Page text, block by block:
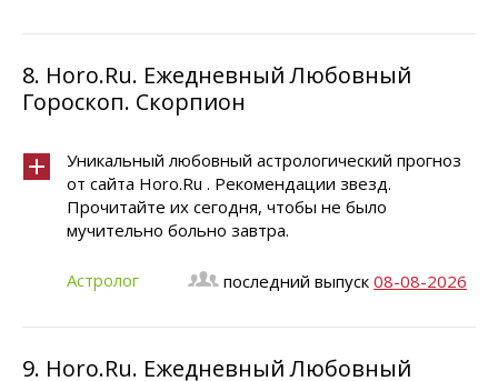
8. Horo.Ru. Ежедневный Любовный
Гороскоп. Скорпион
Уникальный любовный астрологический прогноз
от сайта Horo.Ru . Рекомендации звезд.
Прочитайте их сегодня, чтобы не было
мучительно больно завтра.
Астролог последний выпуск 08-08-2026
9. Horo.Ru. Ежедневный Любовный